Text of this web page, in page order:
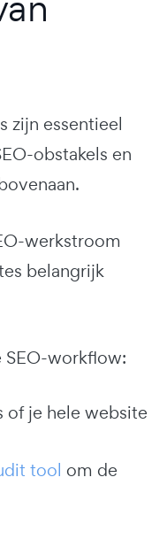
zijn essentieel
obstakels en
werkstroom
belangrijk
SEO-workflow:
of je hele website
tool om de